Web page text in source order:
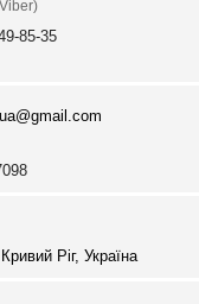
85-35
Ріг, Україна